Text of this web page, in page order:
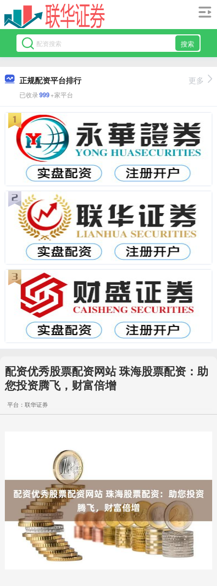
搜索
正规配资平台排行
已收录999+家平台
更多
配资优秀股票配资网站 珠海股票配资：助
您投资腾飞，财富倍增
平台：联华证券